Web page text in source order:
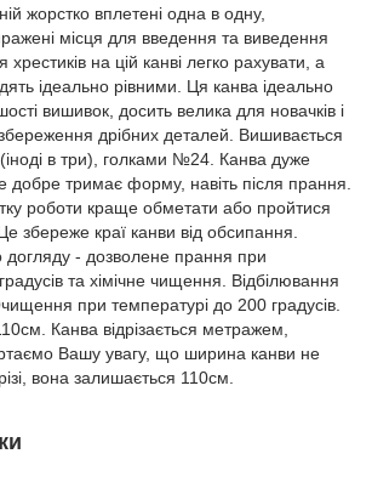
жорстко вплетені одна в одну,
місця для введення та виведення
на цій канві легко рахувати, а
ідеально рівними. Ця канва ідеально
вишивок, досить велика для новачків і
дрібних деталей. Вишивається
в три), голками №24. Канва дуже
добре тримає форму, навіть після прання.
роботи краще обметати або пройтися
збереже краї канви від обсипання.
догляду - дозволене прання при
та хімічне чищення. Відбілювання
при температурі до 200 градусів.
Канва відрізається метражем,
Вашу увагу, що ширина канви не
вона залишається 110см.